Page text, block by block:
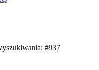
#937